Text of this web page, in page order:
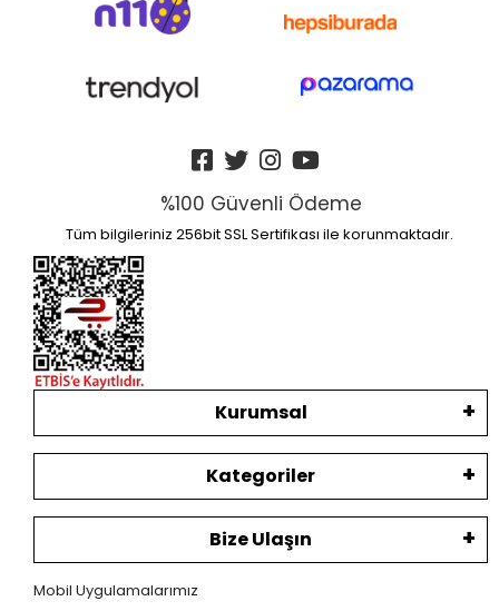
%100 Güvenli Ödeme
Tüm bilgileriniz 256bit SSL Sertifikası ile korunmaktadır.
Kurumsal
Kategoriler
Bize Ulaşın
Mobil Uygulamalarımız